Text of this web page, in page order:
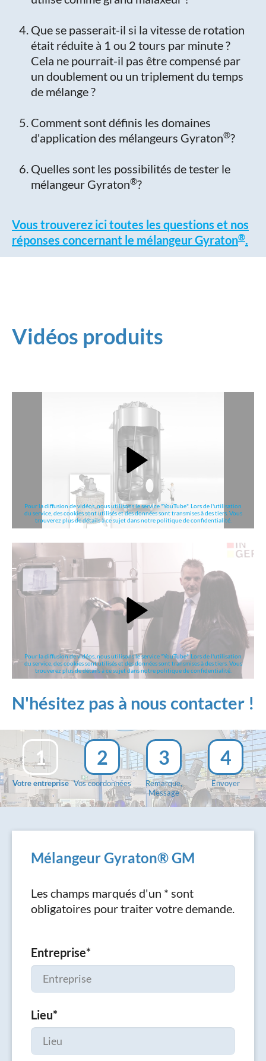
Que se passerait-il si la vitesse de rotation
était réduite à 1 ou 2 tours par minute ?
Cela ne pourrait-il pas être compensé par
un doublement ou un triplement du temps
de mélange ?
Comment sont définis les domaines
d'application des mélangeurs Gyraton®?
Quelles sont les possibilités de tester le
mélangeur Gyraton®?
Vous trouverez ici toutes les questions et nos
réponses concernant le mélangeur Gyraton®.
Vidéos produits
Pour la diffusion de vidéos, nous utilisons le service "YouTube". Lors de l'utilisation
du service, des cookies sont utilisés et des données sont transmises à des tiers. Vous
trouverez plus de détails à ce sujet dans notre politique de confidentialité.
Pour la diffusion de vidéos, nous utilisons le service "YouTube". Lors de l'utilisation
du service, des cookies sont utilisés et des données sont transmises à des tiers. Vous
trouverez plus de détails à ce sujet dans notre politique de confidentialité.
N'hésitez pas à nous contacter !
1
Votre entreprise
2
Vos coordonnées
3
Remarque,
Message
4
Envoyer
Mélangeur Gyraton® GM
Les champs marqués d'un * sont
obligatoires pour traiter votre demande.
Entreprise*
Lieu*